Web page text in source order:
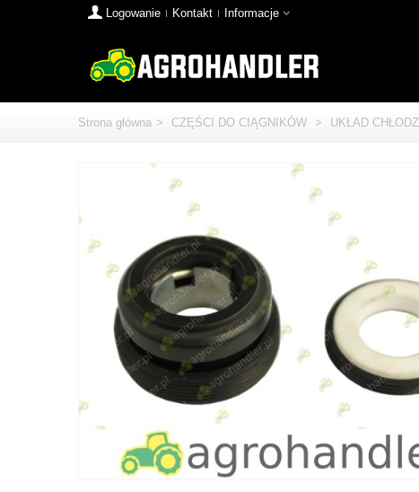
Logowanie Kontakt Informacje
Strona główna > CZĘŚCI DO CIĄGNIKÓW > UKŁAD